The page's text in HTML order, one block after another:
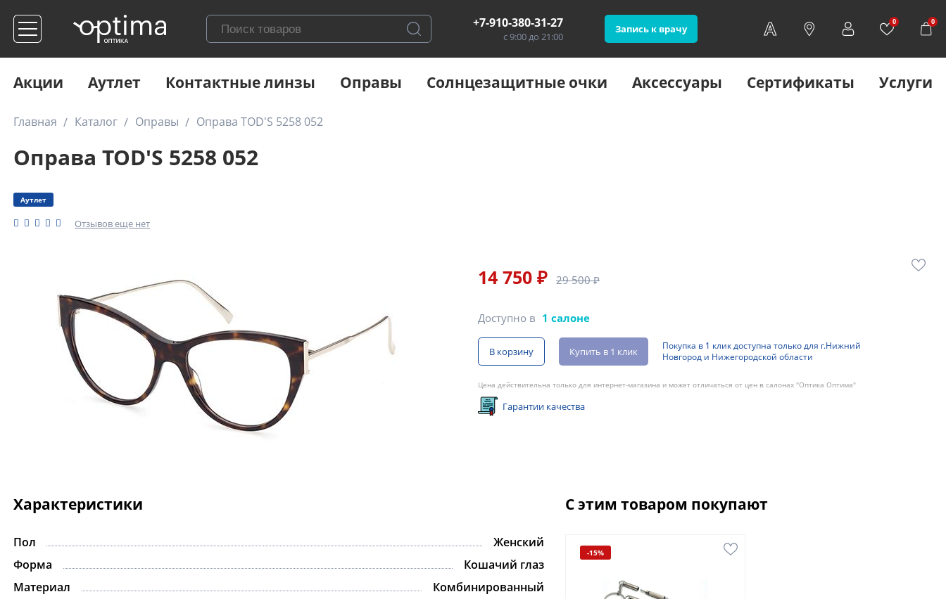
+7-910-380-31-27
с 9:00 до 21:00
Запись к врачу
0 0
Акции Аутлет Контактные линзы Оправы Солнцезащитные очки Аксессуары Сертификаты Услуги
Главная Каталог Оправы Оправа TOD'S 5258 052
Оправа TOD'S 5258 052
Аутлет
Отзывов еще нет
14 750 ₽ 29 500 ₽
Доступно в 1 салоне
В корзину Купить в 1 клик
Покупка в 1 клик доступна только для г.Нижний
Новгород и Нижегородской области
Цена действительна только для интернет-магазина и может отличаться от цен в салонах "Оптика Оптима"
Гарантии качества
Характеристики
Пол
Женский
Форма
Кошачий глаз
Материал
Комбинированный
С этим товаром покупают
-15%